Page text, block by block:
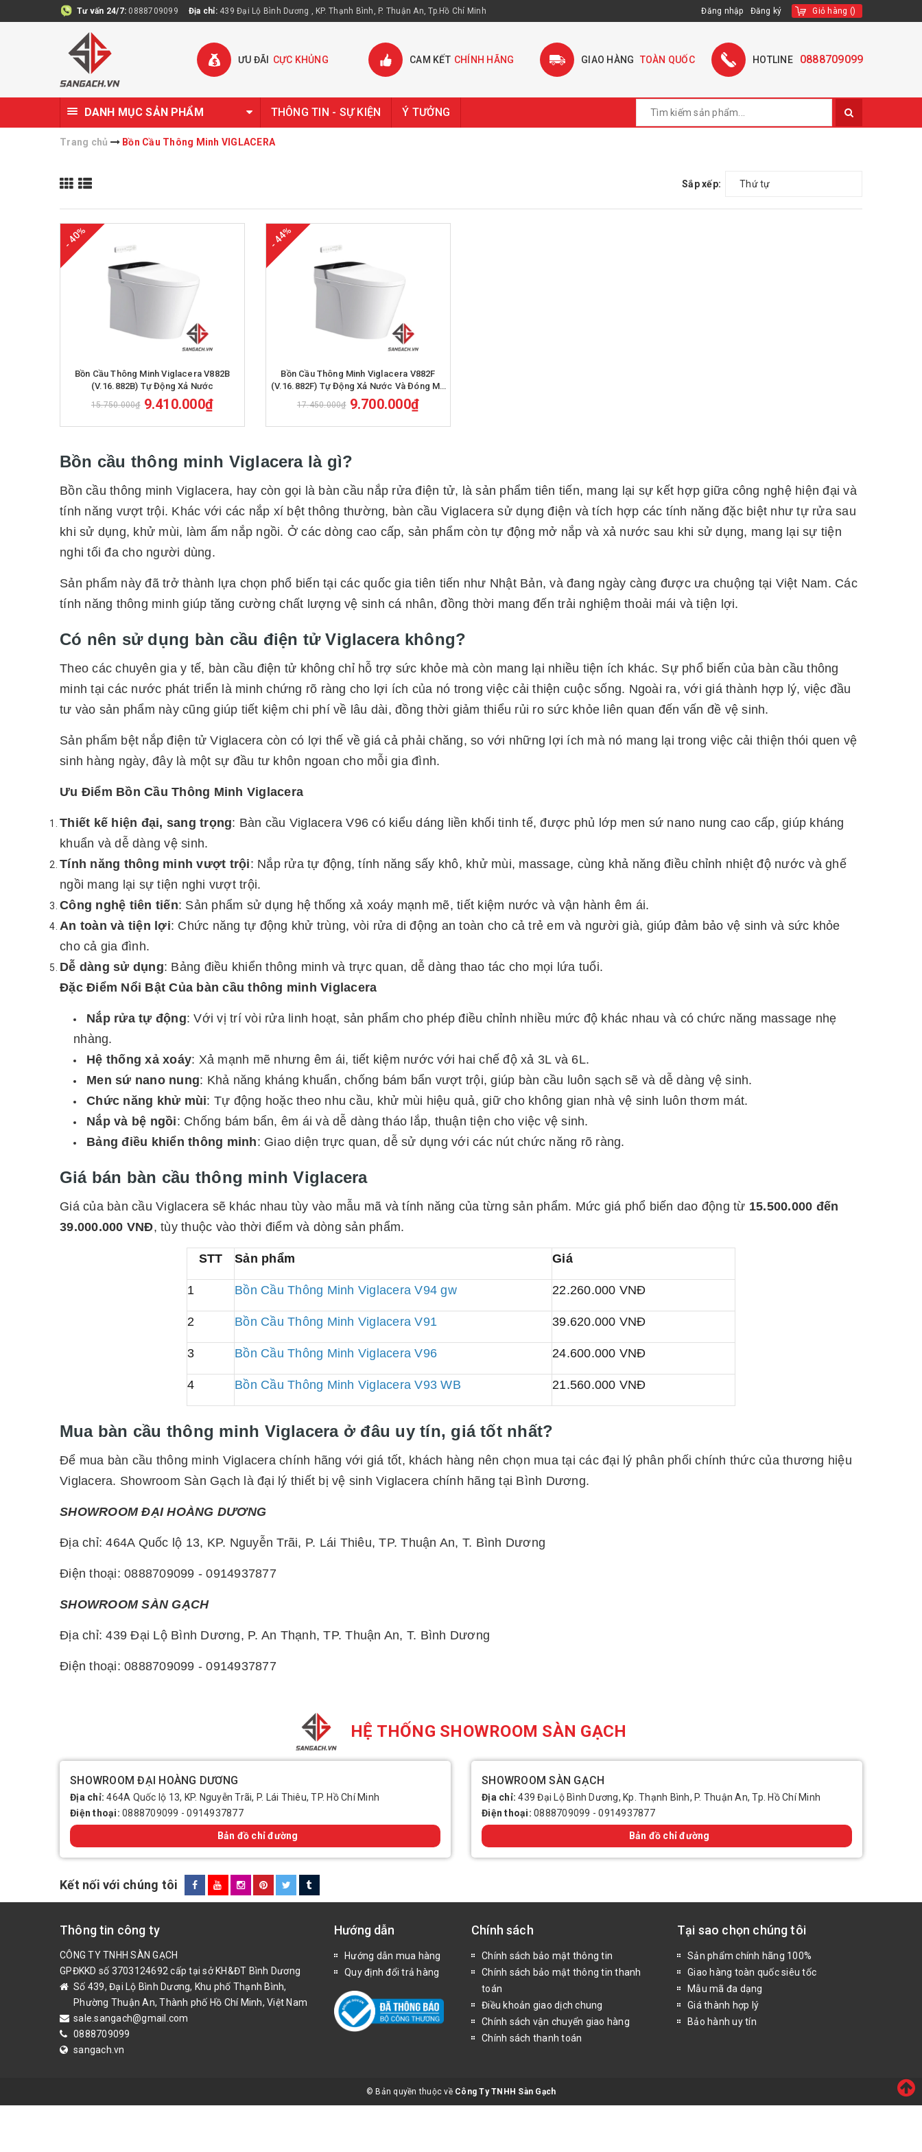
Tư vấn 24/7: 0888709099 Địa chỉ: 439 Đại Lộ Bình Dương , KP. Thạnh Bình, P. Thuận An, Tp.Hồ Chí Minh Đăng nhập Đăng ký Giỏ hàng ()
ƯU ĐÃI CỰC KHỦNG CAM KẾT CHÍNH HÃNG GIAO HÀNG TOÀN QUỐC HOTLINE 0888709099
DANH MỤC SẢN PHẨM THÔNG TIN - SỰ KIỆN Ý TƯỞNG
Trang chủ Bồn Cầu Thông Minh VIGLACERA
Sắp xếp: Thứ tự
- 40%
Bồn Cầu Thông Minh Viglacera V882B
(V.16.882B) Tự Động Xả Nước
15.750.000₫ 9.410.000₫
- 44%
Bồn Cầu Thông Minh Viglacera V882F
(V.16.882F) Tự Động Xả Nước Và Đóng Mở
Nắp
17.450.000₫ 9.700.000₫
Bồn cầu thông minh Viglacera là gì?
Bồn cầu thông minh Viglacera, hay còn gọi là bàn cầu nắp rửa điện tử, là sản phẩm tiên tiến, mang lại sự kết hợp giữa công nghệ hiện đại và
tính năng vượt trội. Khác với các nắp xí bệt thông thường, bàn cầu Viglacera sử dụng điện và tích hợp các tính năng đặc biệt như tự rửa sau
khi sử dụng, khử mùi, làm ấm nắp ngồi. Ở các dòng cao cấp, sản phẩm còn tự động mở nắp và xả nước sau khi sử dụng, mang lại sự tiện
nghi tối đa cho người dùng.
Sản phẩm này đã trở thành lựa chọn phổ biến tại các quốc gia tiên tiến như Nhật Bản, và đang ngày càng được ưa chuộng tại Việt Nam. Các
tính năng thông minh giúp tăng cường chất lượng vệ sinh cá nhân, đồng thời mang đến trải nghiệm thoải mái và tiện lợi.
Có nên sử dụng bàn cầu điện tử Viglacera không?
Theo các chuyên gia y tế, bàn cầu điện tử không chỉ hỗ trợ sức khỏe mà còn mang lại nhiều tiện ích khác. Sự phổ biến của bàn cầu thông
minh tại các nước phát triển là minh chứng rõ ràng cho lợi ích của nó trong việc cải thiện cuộc sống. Ngoài ra, với giá thành hợp lý, việc đầu
tư vào sản phẩm này cũng giúp tiết kiệm chi phí về lâu dài, đồng thời giảm thiểu rủi ro sức khỏe liên quan đến vấn đề vệ sinh.
Sản phẩm bệt nắp điện tử Viglacera còn có lợi thế về giá cả phải chăng, so với những lợi ích mà nó mang lại trong việc cải thiện thói quen vệ
sinh hàng ngày, đây là một sự đầu tư khôn ngoan cho mỗi gia đình.
Ưu Điểm Bồn Cầu Thông Minh Viglacera
Thiết kế hiện đại, sang trọng: Bàn cầu Viglacera V96 có kiểu dáng liền khối tinh tế, được phủ lớp men sứ nano nung cao cấp, giúp kháng
khuẩn và dễ dàng vệ sinh.
Tính năng thông minh vượt trội: Nắp rửa tự động, tính năng sấy khô, khử mùi, massage, cùng khả năng điều chỉnh nhiệt độ nước và ghế
ngồi mang lại sự tiện nghi vượt trội.
Công nghệ tiên tiến: Sản phẩm sử dụng hệ thống xả xoáy mạnh mẽ, tiết kiệm nước và vận hành êm ái.
An toàn và tiện lợi: Chức năng tự động khử trùng, vòi rửa di động an toàn cho cả trẻ em và người già, giúp đảm bảo vệ sinh và sức khỏe
cho cả gia đình.
Dễ dàng sử dụng: Bảng điều khiển thông minh và trực quan, dễ dàng thao tác cho mọi lứa tuổi.
Đặc Điểm Nổi Bật Của bàn cầu thông minh Viglacera
Nắp rửa tự động: Với vị trí vòi rửa linh hoạt, sản phẩm cho phép điều chỉnh nhiều mức độ khác nhau và có chức năng massage nhẹ
nhàng.
Hệ thống xả xoáy: Xả mạnh mẽ nhưng êm ái, tiết kiệm nước với hai chế độ xả 3L và 6L.
Men sứ nano nung: Khả năng kháng khuẩn, chống bám bẩn vượt trội, giúp bàn cầu luôn sạch sẽ và dễ dàng vệ sinh.
Chức năng khử mùi: Tự động hoặc theo nhu cầu, khử mùi hiệu quả, giữ cho không gian nhà vệ sinh luôn thơm mát.
Nắp và bệ ngồi: Chống bám bẩn, êm ái và dễ dàng tháo lắp, thuận tiện cho việc vệ sinh.
Bảng điều khiển thông minh: Giao diện trực quan, dễ sử dụng với các nút chức năng rõ ràng.
Giá bán bàn cầu thông minh Viglacera
Giá của bàn cầu Viglacera sẽ khác nhau tùy vào mẫu mã và tính năng của từng sản phẩm. Mức giá phổ biến dao động từ 15.500.000 đến
39.000.000 VNĐ, tùy thuộc vào thời điểm và dòng sản phẩm.
STT Sản phẩm Giá
1 Bồn Cầu Thông Minh Viglacera V94 gw 22.260.000 VNĐ
2 Bồn Cầu Thông Minh Viglacera V91 39.620.000 VNĐ
3 Bồn Cầu Thông Minh Viglacera V96 24.600.000 VNĐ
4 Bồn Cầu Thông Minh Viglacera V93 WB 21.560.000 VNĐ
Mua bàn cầu thông minh Viglacera ở đâu uy tín, giá tốt nhất?
Để mua bàn cầu thông minh Viglacera chính hãng với giá tốt, khách hàng nên chọn mua tại các đại lý phân phối chính thức của thương hiệu
Viglacera. Showroom Sàn Gạch là đại lý thiết bị vệ sinh Viglacera chính hãng tại Bình Dương.
SHOWROOM ĐẠI HOÀNG DƯƠNG
Địa chỉ: 464A Quốc lộ 13, KP. Nguyễn Trãi, P. Lái Thiêu, TP. Thuận An, T. Bình Dương
Điện thoại: 0888709099 - 0914937877
SHOWROOM SÀN GẠCH
Địa chỉ: 439 Đại Lộ Bình Dương, P. An Thạnh, TP. Thuận An, T. Bình Dương
Điện thoại: 0888709099 - 0914937877
HỆ THỐNG SHOWROOM SÀN GẠCH
SHOWROOM ĐẠI HOÀNG DƯƠNG
Địa chỉ:464A Quốc lộ 13, KP. Nguyễn Trãi, P. Lái Thiêu, TP. Hồ Chí Minh
Điện thoại: 0888709099 -0914937877
Bản đồ chỉ đường
SHOWROOM SÀN GẠCH
Địa chỉ:439 Đại Lộ Bình Dương, Kp. Thạnh Bình, P. Thuận An, Tp. Hồ Chí Minh
Điện thoại: 0888709099 -0914937877
Bản đồ chỉ đường
Kết nối với chúng tôi
Thông tin công ty
CÔNG TY TNHH SÀN GẠCH
GPĐKKD số 3703124692 cấp tại sở KH&ĐT Bình Dương
Số 439, Đại Lộ Bình Dương, Khu phố Thạnh Bình,
Phường Thuận An, Thành phố Hồ Chí Minh, Việt Nam
sale.sangach@gmail.com
0888709099
sangach.vn
Hướng dẫn
Hướng dẫn mua hàng
Quy định đổi trả hàng
Chính sách
Chính sách bảo mật thông tin
Chính sách bảo mật thông tin thanh
toán
Điều khoản giao dịch chung
Chính sách vận chuyển giao hàng
Chính sách thanh toán
Tại sao chọn chúng tôi
Sản phẩm chính hãng 100%
Giao hàng toàn quốc siêu tốc
Mẫu mã đa dạng
Giá thành hợp lý
Bảo hành uy tín
© Bản quyền thuộc về Công Ty TNHH Sàn Gạch